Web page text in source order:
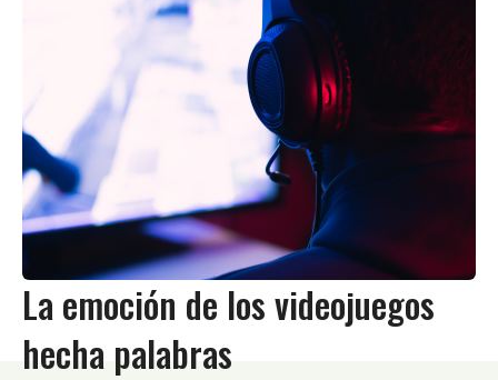
La emoción de los videojuegos
hecha palabras